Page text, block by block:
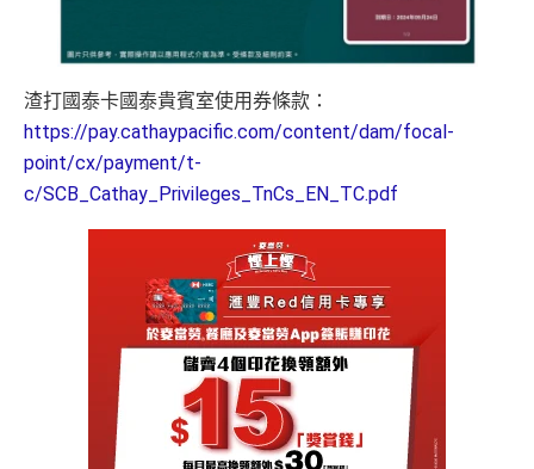
MrMiles.hk/cathay-card-for
m
@每1里賞金 ≈ HK$1，可兌換FPS轉數快回贈！詳情
Miles.hk/mmcredit
✅優點
簽賬都可以儲會籍！合資格簽賬滿HK$500,000可賺高
達100馬可孛羅會會籍積分 (以簽賬賺取，以前只能夠
用飛行嚟賺取)
食肆、酒店及海外簽賬HK$4 = 1里！勁抵無上限賺里
數食飯卡！
國泰、香港快運合資格簽賬HK$3＝1里
換里數免手續費
🧳 國泰 x Samsonite 20吋限量版行李箱；
💰 不同里數獎賞，保證最少帶走2,000里
「盲盒」推廣期：2026年7月31日至9月20日 抽獎詳情：
www.sc.com/hk/cxluckydrawr3條款細則：https://av.sc.c
MrMiles.hk/cathay-card-appl
y
(全新信用卡客戶*經里先生指定連結申請+輸入推廣碼「H
KRMRM11000」
免簽賬送多HK$200獎賞+里先生派出38
新會員里賞金@+11,000里數❗️舊客免簽賬加碼送7,000里❗️
iPhone/Mac的話會有Adblock
，請你改返啲Settin
g再申請：
MrMiles.hk/adblock/
✅免簽賬迎新：開卡加碼送7,000里數！
✅申請完填 MrMiles.hk/cathay-card-form
C. 《超級10周年限定版》盲盒：
申請渣打國泰Mastercard後，即可自動參加盲盒抽獎，並
於10月11日或之前獲批卡更保證100%有獎！盲盒獎賞超
豐富，有過萬份獎品、 合共3,000萬里數等你抽：
✈️ 1,000,000里數大獎 (夠換4張歐洲商務艙 及 4張日本
商務艙來回機票^^)；
🍎 超過HK$200萬Apple Gift Card (面值 HK$10,000/ H
K$5,000/ HK$2,000)；
渣打國泰卡國泰貴賓室使用券條款：
https://pay.cathaypacific.com/content/dam/focal-
point/cx/payment/t-
c/SCB_Cathay_Privileges_TnCs_EN_TC.pdf